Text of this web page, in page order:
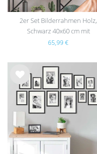
2er Set Bilderrahmen Holz,
Schwarz 40x60 cm mit
Passepartout 30x45 cm
65,99 €
Wu
nsc
hlist